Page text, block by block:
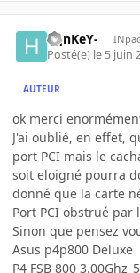
hqnKeY-
Posté(e) le 5 juin
AUTEUR
ok merci
J'ai oublié, en effet,
port PCI mais le
soit eloigné pourra
donné que la carte
Port PCI obstrué par
Sinon que pensez
Asus p4p800 Deluxe
P4 FSB 800